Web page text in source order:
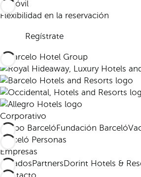
Flexibilidad en la reservación
Regístrate
Corporativo
Grupo BarcelóFundación Barceló
Barceló Personas
Empresas
AfiliadosPartnersDorint Hotels &